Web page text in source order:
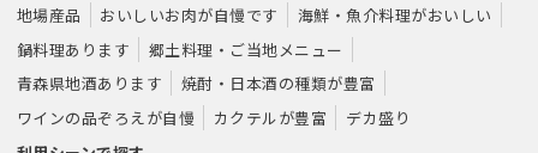
地場産品
おいしいお肉が自慢です
海鮮・魚介料理がおいしい
鍋料理あります
郷土料理・ご当地メニュー
青森県地酒あります
焼酎・日本酒の種類が豊富
ワインの品ぞろえが自慢
カクテルが豊富
デカ盛り